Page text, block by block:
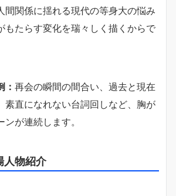
間関係に揺れる現代の等身大の悩み
もたらす変化を瑞々しく描くからで
： 再会の瞬間の間合い、過去と現在
素直になれない台詞回しなど、胸が
が連続します。
人物紹介